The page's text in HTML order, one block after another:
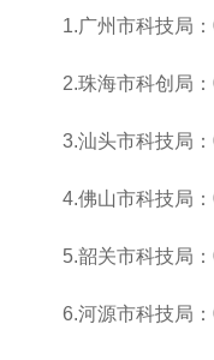
1.广州市科技局：
2.珠海市科创局：
3.汕头市科技局：
4.佛山市科技局：
5.韶关市科技局：
6.河源市科技局：